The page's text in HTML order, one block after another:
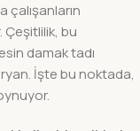
çalışanların
Çeşitlilik, bu
damak tadı
İşte bu noktada,